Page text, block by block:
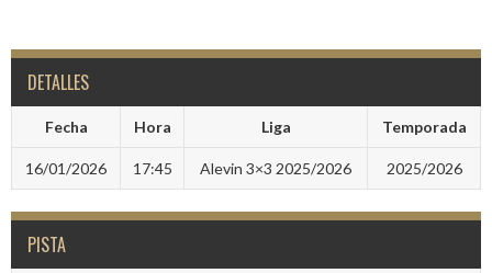
DETALLES
Fecha Hora Liga Temporada
16/01/2026 17:45 Alevin 3×3 2025/2026 2025/2026
PISTA